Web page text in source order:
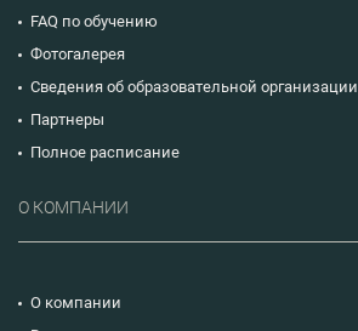
FAQ по обучению
Фотогалерея
Сведения об образовательной организации
Партнеры
Полное расписание
О КОМПАНИИ
О компании